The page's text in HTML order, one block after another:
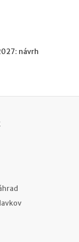
návrh